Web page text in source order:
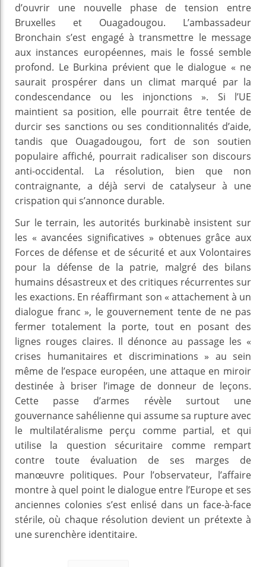
d’ouvrir une nouvelle phase de tension entre
Bruxelles et Ouagadougou. L’ambassadeur
Bronchain s’est engagé à transmettre le message
aux instances européennes, mais le fossé semble
profond. Le Burkina prévient que le dialogue « ne
saurait prospérer dans un climat marqué par la
condescendance ou les injonctions ». Si l’UE
maintient sa position, elle pourrait être tentée de
durcir ses sanctions ou ses conditionnalités d’aide,
tandis que Ouagadougou, fort de son soutien
populaire affiché, pourrait radicaliser son discours
anti-occidental. La résolution, bien que non
contraignante, a déjà servi de catalyseur à une
crispation qui s’annonce durable.
Sur le terrain, les autorités burkinabè insistent sur
les « avancées significatives » obtenues grâce aux
Forces de défense et de sécurité et aux Volontaires
pour la défense de la patrie, malgré des bilans
humains désastreux et des critiques récurrentes sur
les exactions. En réaffirmant son « attachement à un
dialogue franc », le gouvernement tente de ne pas
fermer totalement la porte, tout en posant des
lignes rouges claires. Il dénonce au passage les «
crises humanitaires et discriminations » au sein
même de l’espace européen, une attaque en miroir
destinée à briser l’image de donneur de leçons.
Cette passe d’armes révèle surtout une
gouvernance sahélienne qui assume sa rupture avec
le multilatéralisme perçu comme partial, et qui
utilise la question sécuritaire comme rempart
contre toute évaluation de ses marges de
manœuvre politiques. Pour l’observateur, l’affaire
montre à quel point le dialogue entre l’Europe et ses
anciennes colonies s’est enlisé dans un face-à-face
stérile, où chaque résolution devient un prétexte à
une surenchère identitaire.